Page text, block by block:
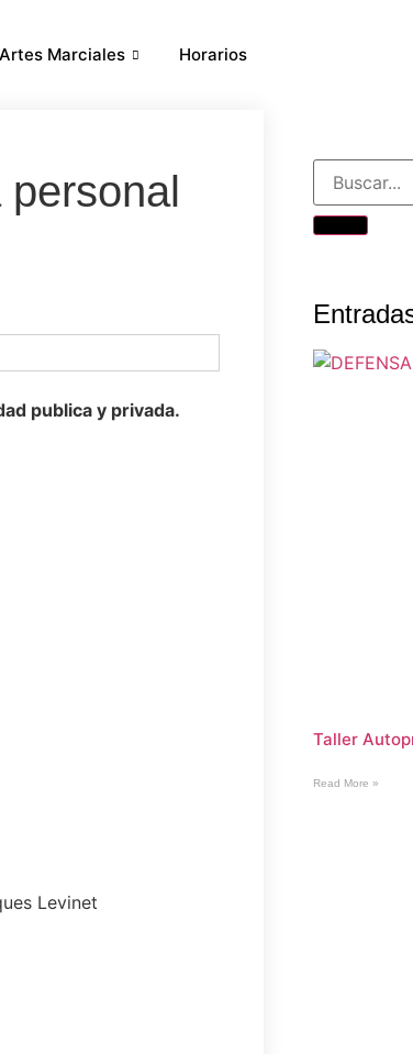
Artes Marciales Horarios
publica y privada.
Levinet
Taller
Read More »